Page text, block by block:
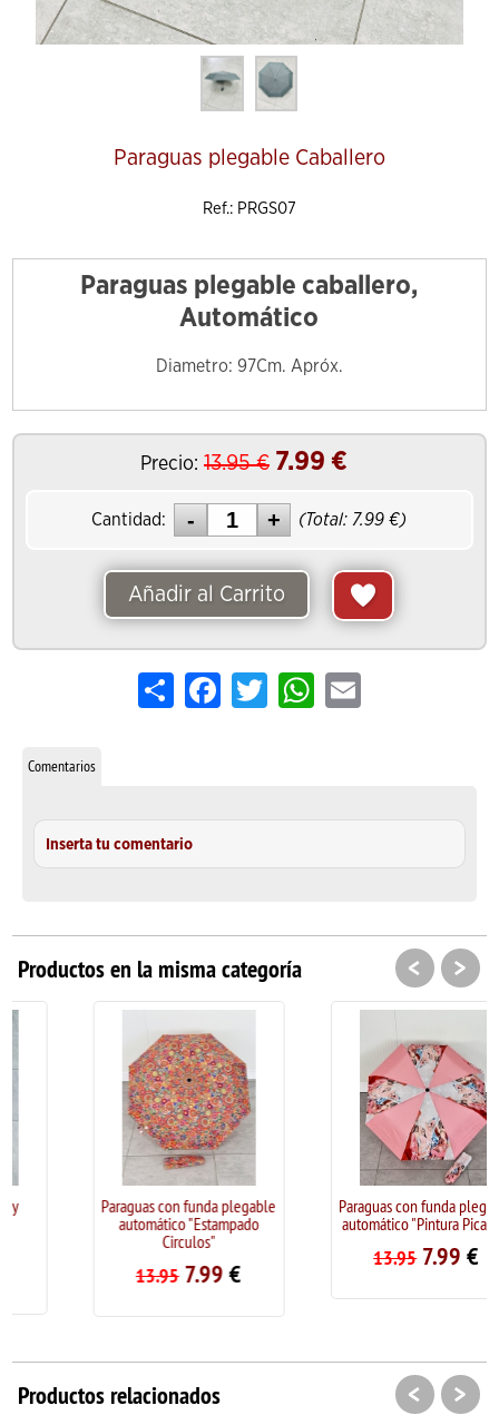
Paraguas plegable Caballero
Ref.: PRGS07
Paraguas plegable caballero,
Automático
Diametro: 97Cm. Apróx.
Precio: 13.95€ 7.99 €
Cantidad: (Total: 7.99 €)
Añadir al Carrito
Share FacebookTwitterWhatsApp
Email
Comentarios
Inserta tu comentario
Productos en la misma categoría
Paraguas con funda plegable
automático "Estampado
7.99€
Paraguas con funda plegable
automático "Pintura Picasso"
7.99€
< >
Productos relacionados < >